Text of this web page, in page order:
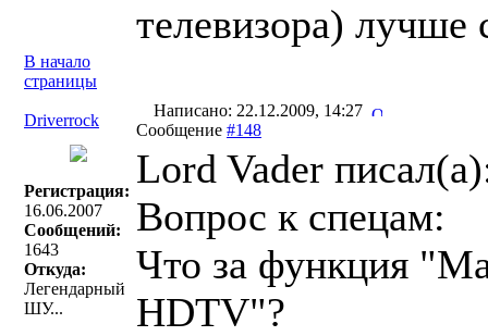
телевизора) лучше
В начало
страницы
Driverrock
Написано: 22.12.2009, 14:27
Сообщение #148
Регистрация:
16.06.2007
Сообщений:
1643
Откуда:
Легендарный
ШУ...
Lord Vader
Вопрос к спецам:
Что за функция
HDTV"?